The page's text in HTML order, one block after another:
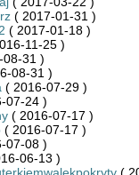
( 2017-01-31 )
( 2017-01-18 )
11-25 )
08-31 )
08-31 )
( 2016-07-29 )
07-24 )
( 2016-07-17 )
( 2016-07-17 )
07-08 )
06-13 )
(